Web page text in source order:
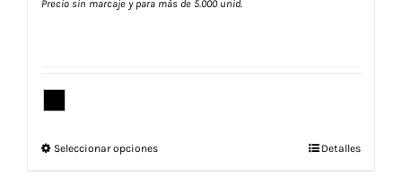
Precio sin marcaje y para más de 5.000 unid.
Seleccionar opcionesEste
Detalles